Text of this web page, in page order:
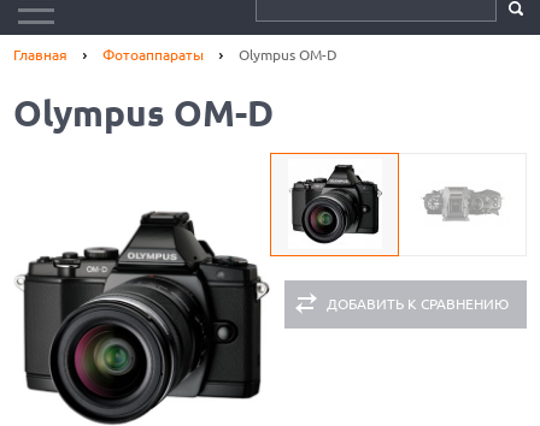
Главная Фотоаппараты Olympus OM-D
Olympus OM-D
ДОБАВИТЬ К СРАВНЕНИЮ